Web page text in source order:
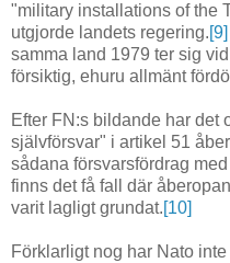
"military installations of the
utgjorde landets regering.[9]
samma land 1979 ter sig
försiktig, ehuru allmänt
Efter FN:s bildande har det
självförsvar" i artikel 51
sådana försvarsfördrag
finns det få fall där
varit lagligt grundat.[10]
Förklarligt nog har Nato